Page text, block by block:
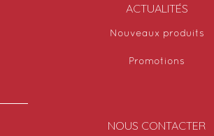
ACTUALITÉS
Nouveaux produits
Promotions
NOUS CONTACTER